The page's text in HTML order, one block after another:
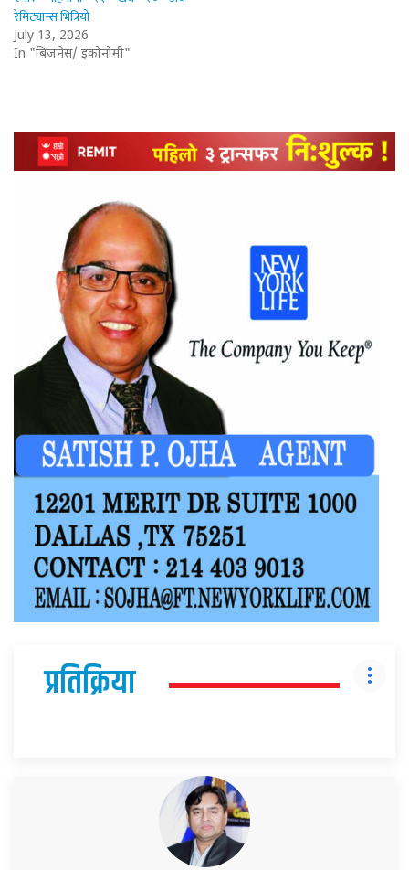
रेमिट्यान्स भित्रियो
July 13, 2026
In "बिजनेस/ इकोनोमी"
प्रतिक्रिया